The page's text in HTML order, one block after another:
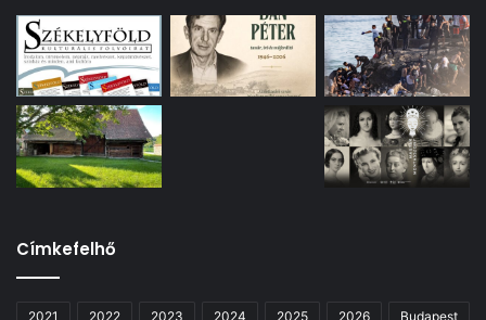
Címkefelhő
2021 2022 2023 2024 2025 2026 Budapest